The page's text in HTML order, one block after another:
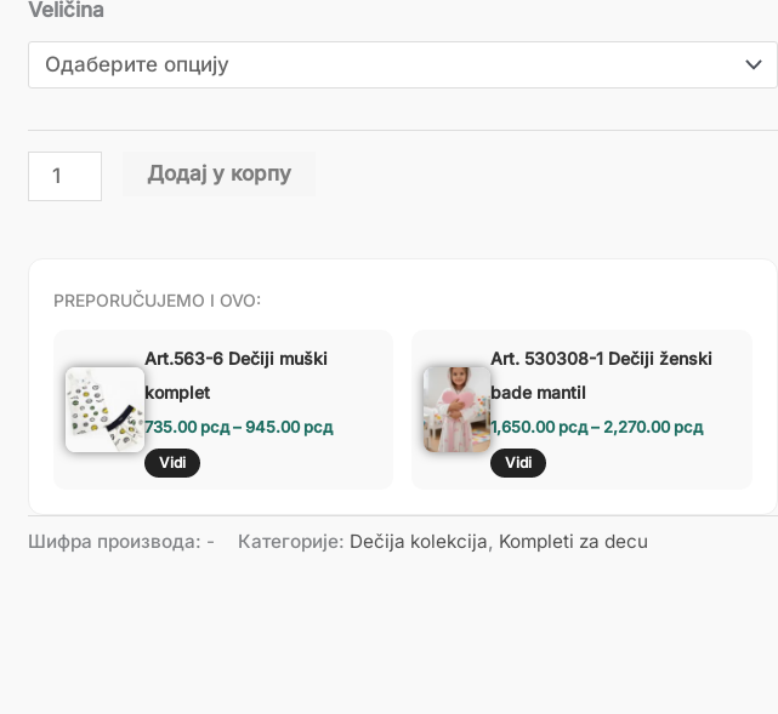
Veličina
Додај у корпу
PREPORUČUJEMO I OVO:
Art.563-6 Dečiji muški
komplet
735.00рсд–945.00рсд
Vidi
Art. 530308-1 Dečiji ženski
bade mantil
1,650.00рсд – 2,270.00рсд
Vidi
Шифра производа: - Категорије: Dečija kolekcija, Kompleti za decu